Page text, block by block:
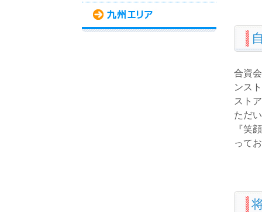
合資
ンス
スト
ただ
『笑
って